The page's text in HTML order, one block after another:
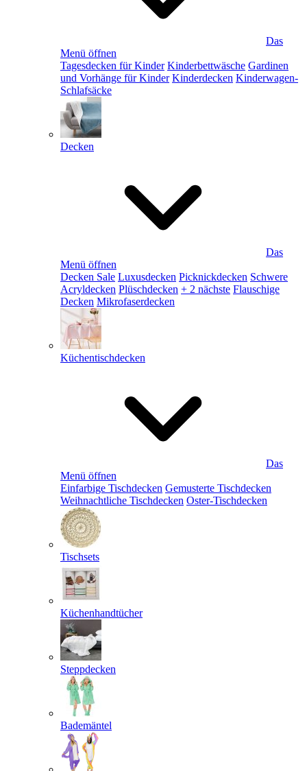
Das
Menü öffnen
Tagesdecken für Kinder Kinderbettwäsche Gardinen
und Vorhänge für Kinder Kinderdecken Kinderwagen-
Schlafsäcke
Decken
Das
Menü öffnen
Decken Sale Luxusdecken Picknickdecken Schwere
Acryldecken Plüschdecken + 2 nächste Flauschige
Decken Mikrofaserdecken
Küchentischdecken
Das
Menü öffnen
Einfarbige Tischdecken Gemusterte Tischdecken
Weihnachtliche Tischdecken Oster-Tischdecken
Tischsets
Küchenhandtücher
Steppdecken
Bademäntel